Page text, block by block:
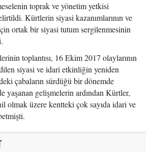
toprak ve yönetim yetkisi
Kürtlerin siyasi kazanımlarının ve
ortak bir siyasi tutum sergilenmesinin
toplantısı, 16 Ekim 2017 olaylarının
siyasi ve idari etkinliğin yeniden
çabaların sürdüğü bir dönemde
yaşanan gelişmelerin ardından Kürtler,
olmak üzere kentteki çok sayıda idari ve